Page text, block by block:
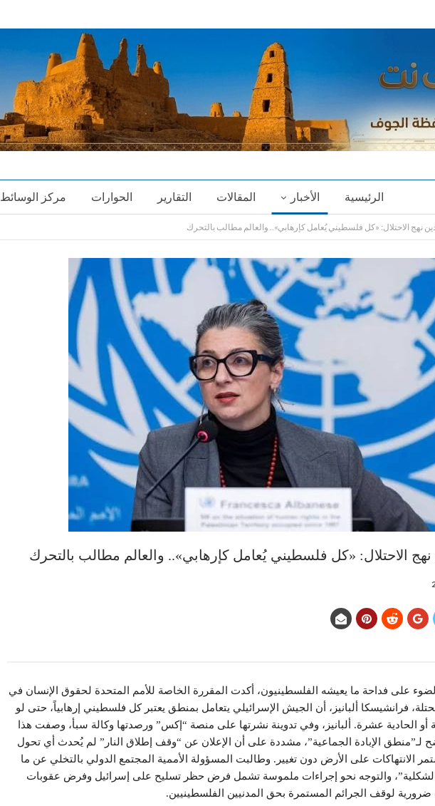
الرئيسية الأخبار المقالات التقارير الحوارات مركز الوسائط
نهج الاحتلال: «كل فلسطيني يُعامل كإرهابي».. والعالم مطالب بالتحرك
الاحتلال: «كل فلسطيني يُعامل كإرهابي».. والعالم مطالب بالتحرك
على فداحة ما يعيشه الفلسطينيون، أكدت المقررة الخاصة للأمم المتحدة لحقوق الإنسان في
فرانشيسكا ألبانيز، أن الجيش الإسرائيلي يتعامل بمنطق يعتبر كل فلسطيني إرهابياً، حتى لو
الحادية عشرة. ألبانيز، وفي تدوينة نشرتها على منصة “إكس” ورصدتها وكالة سبأ، وصفت هذا
لـ”منطق الإبادة الجماعية”، مشددة على أن الإعلان عن “وقف إطلاق النار” لم يُحدث أي تحول
الانتهاكات على الأرض دون تغيير. وطالبت المسؤولة الأممية المجتمع الدولي بالتخلي عن ما
والتوجه نحو إجراءات ملموسة تشمل فرض حظر تسليح على إسرائيل وفرض عقوبات
ضرورية لوقف الجرائم المستمرة بحق المدنيين الفلسطينيين.